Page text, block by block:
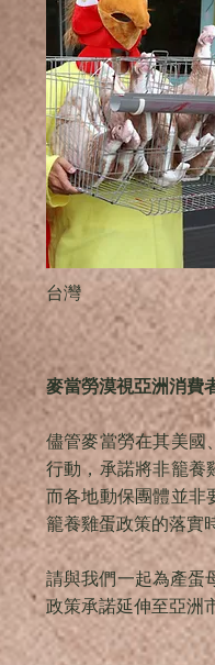
台灣
麥當勞漠視亞洲消費
儘管麥當勞在其美國
行動，承諾將非籠養
而各地動保團體並非
籠養雞蛋政策的落實
請與我們一起為產蛋
政策承諾延伸至亞洲